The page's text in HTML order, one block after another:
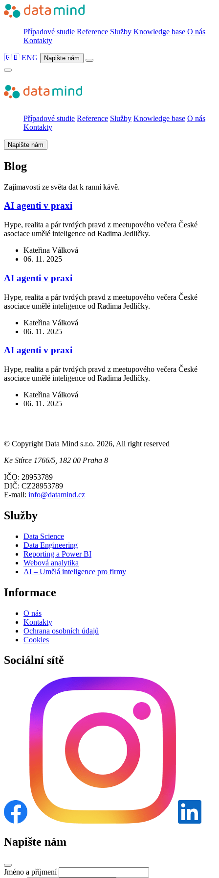
Případové studie Reference Služby Knowledge base O nás
Kontakty
🇬🇧 ENG Napište nám
Případové studie Reference Služby Knowledge base O nás
Kontakty
Napište nám
Blog
Zajímavosti ze světa dat k ranní kávě.
AI agenti v praxi
Hype, realita a pár tvrdých pravd z meetupového večera České
asociace umělé inteligence od Radima Jedličky.
Kateřina Válková
06. 11. 2025
AI agenti v praxi
Hype, realita a pár tvrdých pravd z meetupového večera České
asociace umělé inteligence od Radima Jedličky.
Kateřina Válková
06. 11. 2025
AI agenti v praxi
Hype, realita a pár tvrdých pravd z meetupového večera České
asociace umělé inteligence od Radima Jedličky.
Kateřina Válková
06. 11. 2025
© Copyright Data Mind s.r.o. 2026, All right reserved
Ke Stírce 1766/5, 182 00 Praha 8
IČO: 28953789
DIČ: CZ28953789
E-mail: info@datamind.cz
Služby
Data Science
Data Engineering
Reporting a Power BI
Webová analytika
AI – Umělá inteligence pro firmy
Informace
O nás
Kontakty
Ochrana osobních údajů
Cookies
Sociální sítě
Napište nám
Jméno a příjmení